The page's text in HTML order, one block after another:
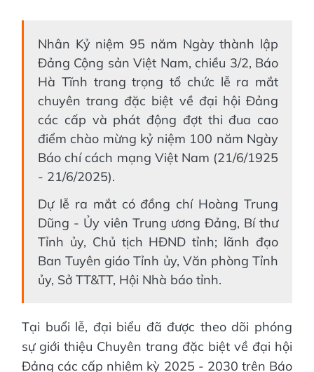
Nhân Kỷ niệm 95 năm Ngày thành lập
Đảng Cộng sản Việt Nam, chiều 3/2, Báo
Hà Tĩnh trang trọng tổ chức lễ ra mắt
chuyên trang đặc biệt về đại hội Đảng
các cấp và phát động đợt thi đua cao
điểm chào mừng kỷ niệm 100 năm Ngày
Báo chí cách mạng Việt Nam (21/6/1925
- 21/6/2025).
Dự lễ ra mắt có đồng chí Hoàng Trung
Dũng - Ủy viên Trung ương Đảng, Bí thư
Tỉnh ủy, Chủ tịch HĐND tỉnh; lãnh đạo
Ban Tuyên giáo Tỉnh ủy, Văn phòng Tỉnh
ủy, Sở TT&TT, Hội Nhà báo tỉnh.
Tại buổi lễ, đại biểu đã được theo dõi phóng
sự giới thiệu Chuyên trang đặc biệt về đại hội
Đảng các cấp nhiệm kỳ 2025 - 2030 trên Báo